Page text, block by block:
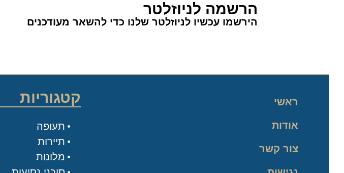
הרשמה לניוזלטר
הירשמו עכשיו לניוזלטר שלנו כדי להשאר מעודכנים
ראשי
אודות
צור קשר
קטגוריות
תעופה
תיירות
מלונות